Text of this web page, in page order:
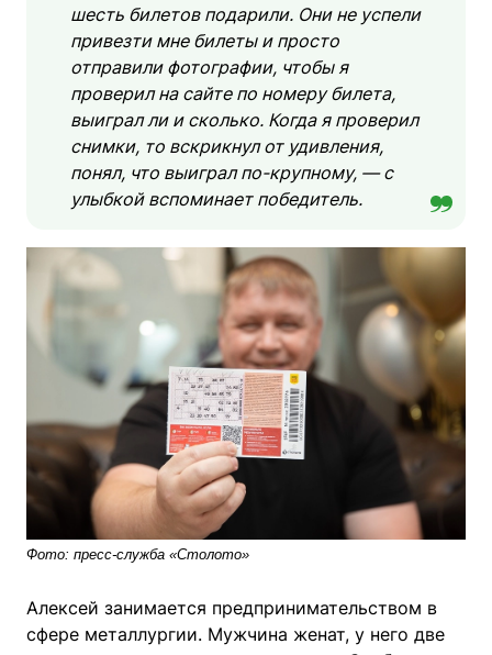
шесть билетов подарили. Они не успели
привезти мне билеты и просто
отправили фотографии, чтобы я
проверил на сайте по номеру билета,
выиграл ли и сколько. Когда я проверил
снимки, то вскрикнул от удивления,
понял, что выиграл по-крупному, — с
улыбкой вспоминает победитель.
Фото: пресс-служба «Столото»
Алексей занимается предпринимательством в
сфере металлургии. Мужчина женат, у него две